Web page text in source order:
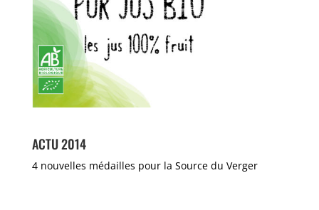
ACTU 2014
4 nouvelles médailles pour la Source du Verger